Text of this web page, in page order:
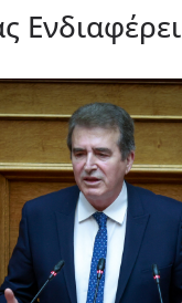
Ενδιαφέρει